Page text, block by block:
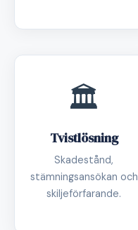
🏛️
Tvistlösning
Skadestånd,
stämningsansökan och
skiljeförfarande.